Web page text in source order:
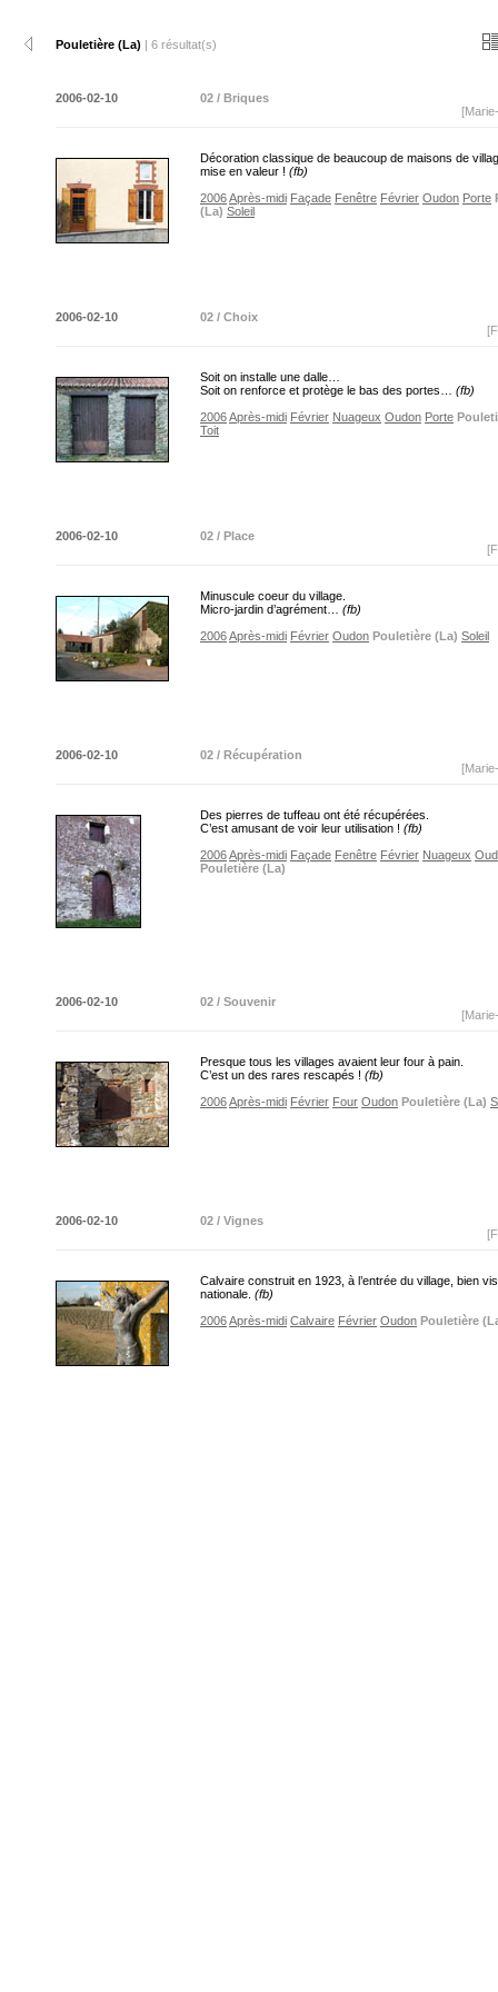
Pouletière (La) | 6 résultat(s)
2006-02-10
02 / Briques
Décoration classique de beaucoup de maisons de
mise en valeur ! (fb)
2006Après-midi Façade Fenêtre Février Oudon Porte
(La) Soleil
2006-02-10
02 / Choix
Soit on installe une dalle…
Soit on renforce et protège le bas des portes… (fb)
2006Après-midi Février Nuageux Oudon Porte
Toit
2006-02-10
02 / Place
Minuscule coeur du village.
Micro-jardin d’agrément… (fb)
2006Après-midi Février Oudon Pouletière (La) Soleil
2006-02-10
02 / Récupération
Des pierres de tuffeau ont été récupérées.
C’est amusant de voir leur utilisation ! (fb)
2006Après-midi Façade Fenêtre Février Nuageux
Pouletière (La)
2006-02-10
02 / Souvenir
Presque tous les villages avaient leur four à pain.
C’est un des rares rescapés ! (fb)
2006Après-midi Février Four Oudon Pouletière (La)
2006-02-10
02 / Vignes
Calvaire construit en 1923, à l’entrée du village, bien
nationale. (fb)
2006Après-midi Calvaire Février Oudon Pouletière